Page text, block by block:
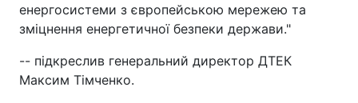
енергосистеми з європейською мережею та
зміцнення енергетичної безпеки держави."
-- підкреслив генеральний директор ДТЕК
Максим Тімченко.